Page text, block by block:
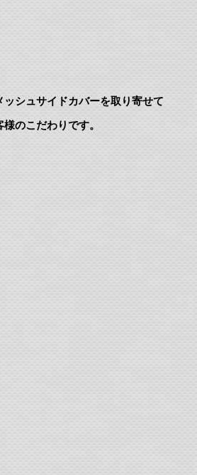
シュサイドカバーを取り寄せて
のこだわりです。